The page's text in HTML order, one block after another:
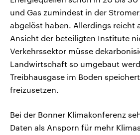
und Gas zumindest in der
abgelöst haben. Allerdings reicht
Ansicht der beteiligten Institute
Verkehrssektor müsse
Landwirtschaft so umgebaut
Treibhausgase im Boden
freizusetzen.
Bei der Bonner Klimakonferenz
Daten als Ansporn für mehr